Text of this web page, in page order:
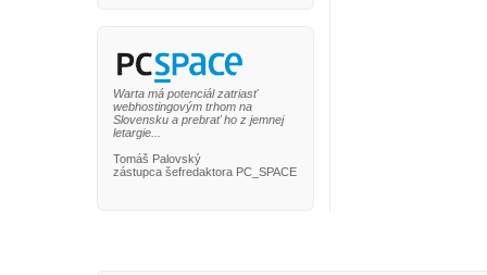
Warta má potenciál zatriasť
webhostingovým trhom na
Slovensku a prebrať ho z jemnej
letargie...
Tomáš Palovský
zástupca šefredaktora PC_SPACE